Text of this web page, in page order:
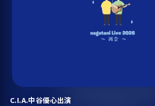
C.I.A.中谷優心出演